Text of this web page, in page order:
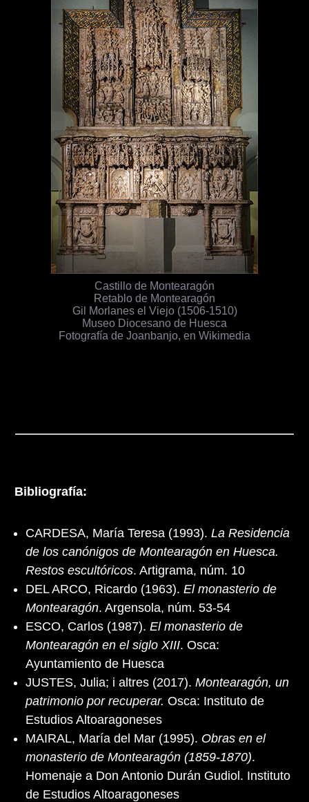
Castillo de Montearagón
Retablo de Montearagón
Gil Morlanes el Viejo (1506-1510)
Museo Diocesano de Huesca
Fotografía de Joanbanjo, en Wikimedia
Bibliografía:
CARDESA, María Teresa (1993). La Residencia
de los canónigos de Montearagón en Huesca.
Restos escultóricos. Artigrama, núm. 10
DEL ARCO, Ricardo (1963). El monasterio de
Montearagón. Argensola, núm. 53-54
ESCO, Carlos (1987). El monasterio de
Montearagón en el siglo XIII. Osca:
Ayuntamiento de Huesca
JUSTES, Julia; i altres (2017). Montearagón, un
patrimonio por recuperar. Osca: Instituto de
Estudios Altoaragoneses
MAIRAL, María del Mar (1995). Obras en el
monasterio de Montearagón (1859-1870).
Homenaje a Don Antonio Durán Gudiol. Instituto
de Estudios Altoaragoneses